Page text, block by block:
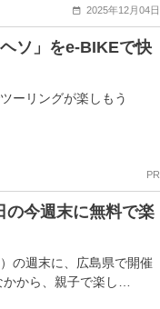
2025年12月04日
ソ」をe-BIKEで快
ーリングが楽しもう
PR
の今週末に無料で楽
の週末に、広島県で開催
から、親子で楽し…